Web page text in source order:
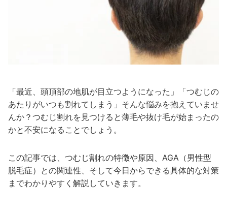
「最近、頭頂部の地肌が目立つようになった」「つむじの
あたりがいつも割れてしまう」そんな悩みを抱えていませ
んか？つむじ割れを見つけると薄毛や抜け毛が始まったの
かと不安になることでしょう。
この記事では、つむじ割れの特徴や原因、AGA（男性型
脱毛症）との関連性、そして今日からできる具体的な対策
までわかりやすく解説していきます。